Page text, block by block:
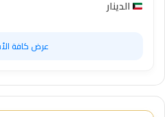
الدينار
عرض كافة